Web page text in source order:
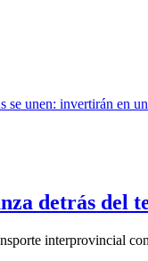
detrás del
interprovincial